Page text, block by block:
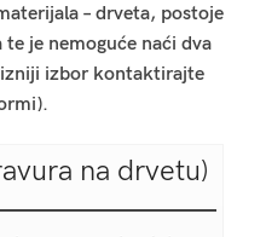
– drveta, postoje
je nemoguće naći dva
izbor kontaktirajte
na drvetu)